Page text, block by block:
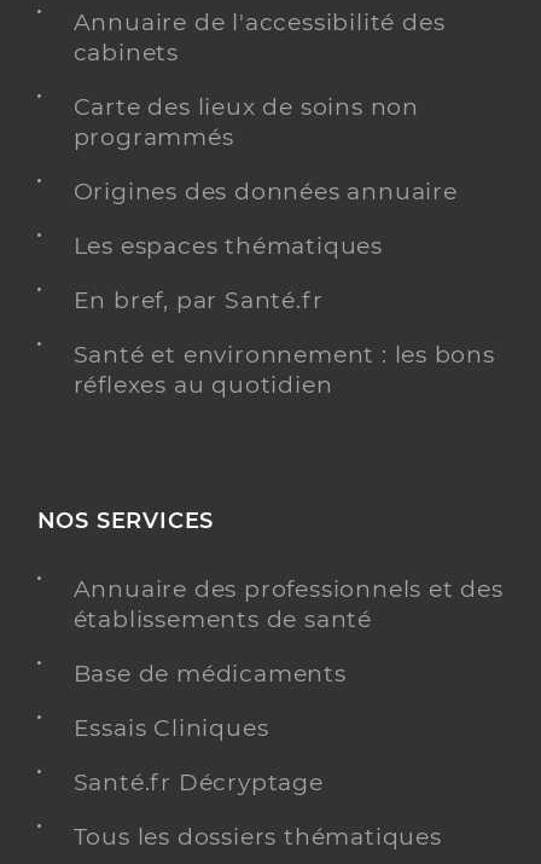
Annuaire de l'accessibilité des
cabinets
Carte des lieux de soins non
programmés
Origines des données annuaire
Les espaces thématiques
En bref, par Santé.fr
Santé et environnement : les bons
réflexes au quotidien
NOS SERVICES
Annuaire des professionnels et des
établissements de santé
Base de médicaments
Essais Cliniques
Santé.fr Décryptage
Tous les dossiers thématiques